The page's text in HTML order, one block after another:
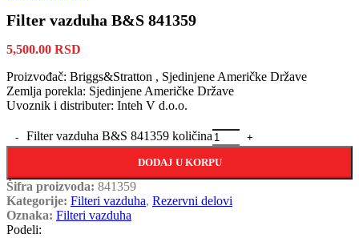
Filter vazduha B&S 841359
5,500.00 RSD
Proizvođač: Briggs&Stratton , Sjedinjene Američke Države
Zemlja porekla: Sjedinjene Američke Države
Uvoznik i distributer: Inteh V d.o.o.
Filter vazduha B&S 841359 količina
DODAJ U KORPU
Šifra proizvoda: 841359
Kategorije: Filteri vazduha, Rezervni delovi
Oznaka: Filteri vazduha
Podeli: